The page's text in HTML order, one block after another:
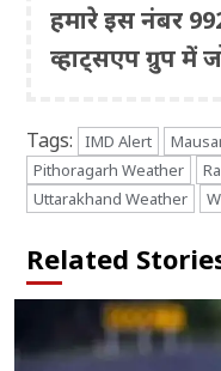
हमारे इस नंबर
व्हाट्सएप ग्रुप में
Tags: IMD Alert
Pithoragarh Weather
Uttarakhand Weather
Related